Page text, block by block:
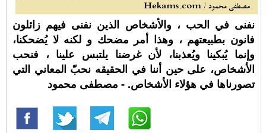
نفنى في الحب ، والأشخاص الذين نفنى فيهم زائلون
فانون بطبيعتهم ، وهذا أمر مضحك و لكنه لا يُضحكنا،
وإنما يُبكينا ويُعذبنا، لأن غرضنا يلتبس علينا ، فنحب
الأشخاص، على حين أننا في الحقيقه نحبّ المعاني التي
تصورناها في هؤلاء الأشخاص. - مصطفى محمود